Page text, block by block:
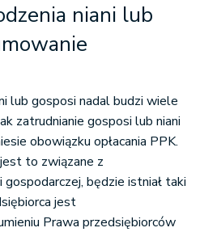
niani lub
lub gosposi nadal budzi wiele
zatrudnianie gosposi lub niani
obowiązku opłacania PPK.
to związane z
będzie istniał taki
jest
Prawa przedsiębiorców